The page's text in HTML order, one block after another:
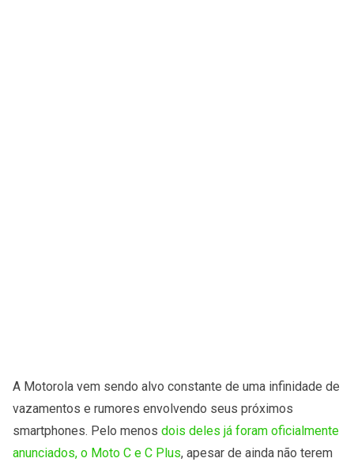
A Motorola vem sendo alvo constante de uma infinidade de
vazamentos e rumores envolvendo seus próximos
smartphones. Pelo menos dois deles já foram oficialmente
anunciados, o Moto C e C Plus, apesar de ainda não terem